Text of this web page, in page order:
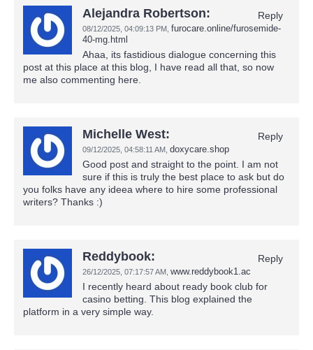
Alejandra Robertson:
08/12/2025, 04:09:13 PM furocare.online/furosemide-
40-mg.html
Reply
Ahaa, its fastidious dialogue concerning this
post at this place at this blog, I have read all that, so now
me also commenting here.
Michelle West:
09/12/2025, 04:58:11 AM doxycare.shop
Reply
Good post and straight to the point. I am not
sure if this is truly the best place to ask but do
you folks have any ideea where to hire some professional
writers? Thanks :)
Reddybook:
26/12/2025, 07:17:57 AM www.reddybook1.ac
Reply
I recently heard about ready book club for
casino betting. This blog explained the
platform in a very simple way.